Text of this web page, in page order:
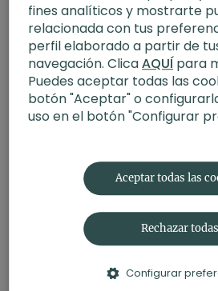
fines analíticos y mostrarte
relacionada con tus
perfil elaborado a partir de
navegación. ClicaAQUÍpara
Puedes aceptar todas las
botón "Aceptar" o
uso en el botón "Configurar
Aceptar todas las
Rechazar todas
Configurar